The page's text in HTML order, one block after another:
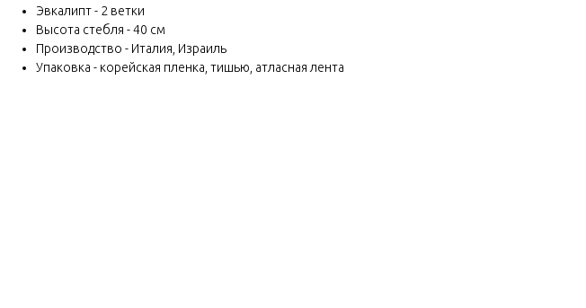
Эвкалипт - 2 ветки
Высота стебля - 40 см
Производство - Италия, Израиль
Упаковка - корейская пленка, тишью, атласная лента